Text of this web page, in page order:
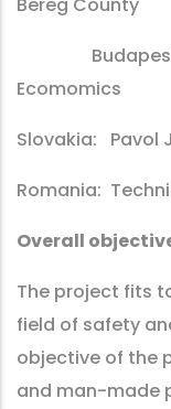
Budapest
Ecomomics
Slovakia: Pavol
Romania:
Overall
The project fits
field of safety
objective of the
and man-made